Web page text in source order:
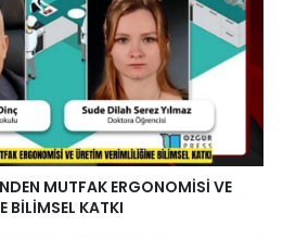
MUTFAK ERGONOMİSİ VE
BİLİMSEL KATKI